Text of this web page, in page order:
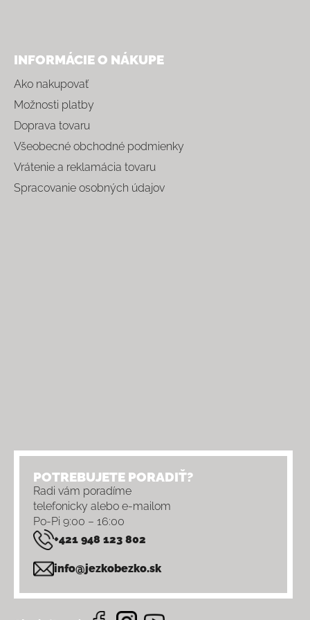
INFORMÁCIE O NÁKUPE
Ako nakupovať
Možnosti platby
Doprava tovaru
Všeobecné obchodné podmienky
Vrátenie a reklamácia tovaru
Spracovanie osobných údajov
POTREBUJETE PORADIŤ?
Radi vám poradíme
telefonicky alebo e-mailom
Po-Pi 9:00 – 16:00
+421 948 123 802
info@jezkobezko.sk